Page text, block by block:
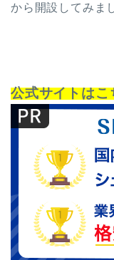
から開設してみま
公式サイトは